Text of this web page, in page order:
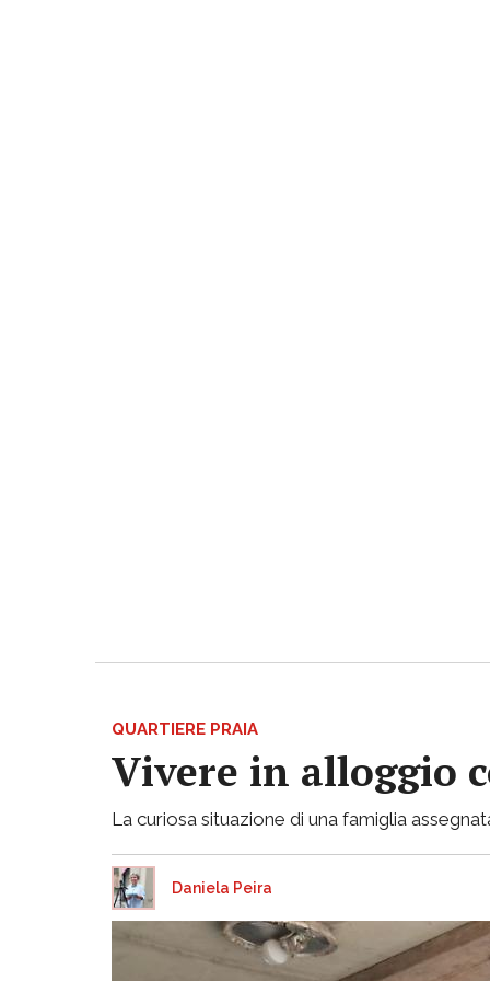
QUARTIERE PRAIA
Vivere in alloggio
La curiosa situazione di una famiglia
Daniela Peira